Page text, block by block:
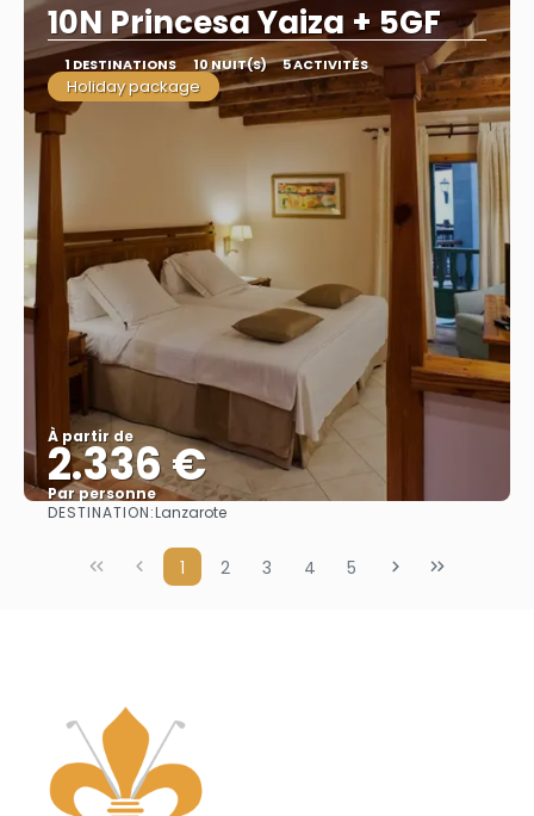
10N Princesa Yaiza + 5GF
1 DESTINATIONS 10 NUIT(S) 5 ACTIVITÉS
Holiday package
À partir de
2.336 €
Par personne
DESTINATION:Lanzarote
1 2 3 4 5